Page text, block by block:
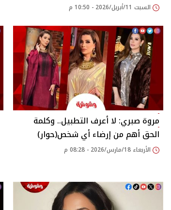
السبت 11/أبريل/2026 - 10:50 م
مروة صبري: لا أعرف التطبيل.. وكلمة
الحق أهم من إرضاء أي شخص(حوار)
الأربعاء 18/مارس/2026 - 08:28 م